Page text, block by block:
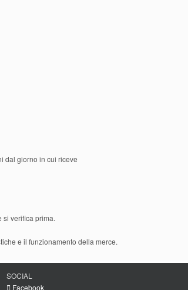
dal giorno in cui riceve
si verifica prima.
e il funzionamento della merce.
SOCIAL
Facebook